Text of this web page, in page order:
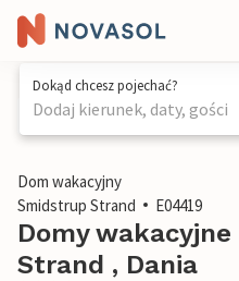
Dokąd chcesz pojechać?
Dodaj kierunek, daty, gości
1 / 25
Dom wakacyjny
Smidstrup Strand
E04419
Domy
Strand , Dania